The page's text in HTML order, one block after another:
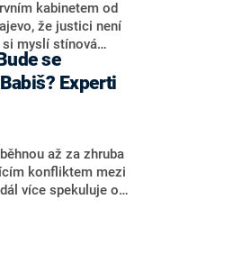
ze zmíněné trojice
koalice dosud
konkurovat.
kabinetem od
že justici není
myslí stínová
Decroix. V
si nebrala servítky
nástupce Jeronýma
pro lidská
„svoloč“ na
Decroix se také
či promluvila o
Experti
až za zhruba
konfliktem mezi
více spekuluje o
vyslat současná
znovu vytahují
Jak moc je